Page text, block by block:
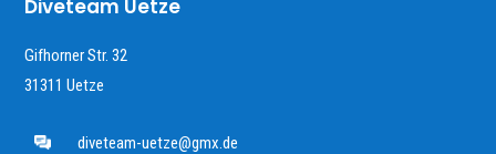
Diveteam Uetze
Gifhorner Str. 32
31311 Uetze
diveteam-uetze@gmx.de